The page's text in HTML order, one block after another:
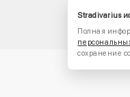
Stradivarius
Полная
сохранение